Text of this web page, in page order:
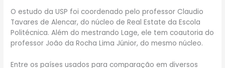
O estudo da USP foi coordenado pelo professor Claudio
Tavares de Alencar, do núcleo de Real Estate da Escola
Politécnica. Além do mestrando Lage, ele tem coautoria do
professor João da Rocha Lima Júnior, do mesmo núcleo.
Entre os países usados para comparação em diversos